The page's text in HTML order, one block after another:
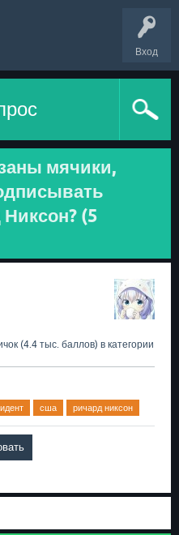
Вход
мячики,
(5
(4.4 тыс. баллов) в категории
сша ричард никсон